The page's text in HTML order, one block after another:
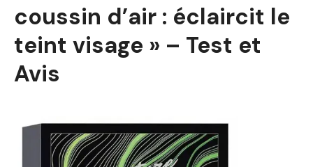
coussin d’air : éclaircit le
teint visage » – Test et
Avis